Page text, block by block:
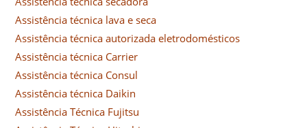
Assistência técnica lava e seca
Assistência técnica autorizada eletrodomésticos
Assistência técnica Carrier
Assistência técnica Consul
Assistência técnica Daikin
Assistência Técnica Fujitsu